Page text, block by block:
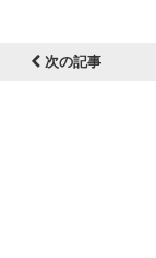
次の記事